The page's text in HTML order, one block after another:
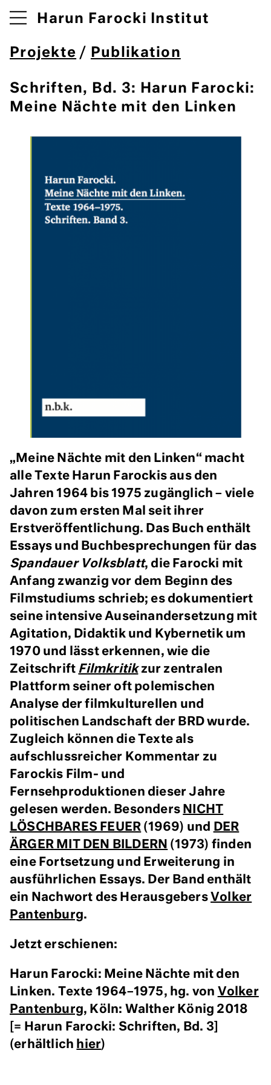
Harun Farocki Institut
Projekte / Publikation
Schriften, Bd. 3: Harun Farocki:
Meine Nächte mit den Linken
„Meine Nächte mit den Linken“ macht
alle Texte Harun Farockis aus den
Jahren 1964 bis 1975 zugänglich – viele
davon zum ersten Mal seit ihrer
Erstveröffentlichung. Das Buch enthält
Essays und Buchbesprechungen für das
Spandauer Volksblatt, die Farocki mit
Anfang zwanzig vor dem Beginn des
Filmstudiums schrieb; es dokumentiert
seine intensive Auseinandersetzung mit
Agitation, Didaktik und Kybernetik um
1970 und lässt erkennen, wie die
Zeitschrift Filmkritikzur zentralen
Plattform seiner oft polemischen
Analyse der filmkulturellen und
politischen Landschaft der BRD wurde.
Zugleich können die Texte als
aufschlussreicher Kommentar zu
Farockis Film- und
Fernsehproduktionen dieser Jahre
gelesen werden. Besonders NICHT
LÖSCHBARES FEUER (1969) und
DER
ÄRGER MIT DEN BILDERN (1973) finden
eine Fortsetzung und Erweiterung in
ausführlichen Essays. Der Band enthält
ein Nachwort des Herausgebers Volker
Pantenburg.
Jetzt erschienen:
Harun Farocki: Meine Nächte mit den
Linken. Texte 1964–1975, hg. von Volker
Pantenburg, Köln: Walther König 2018
[= Harun Farocki: Schriften, Bd. 3]
(erhältlich hier)